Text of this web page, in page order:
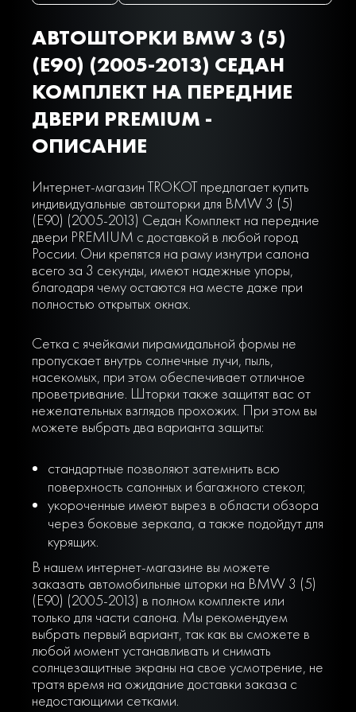
АВТОШТОРКИ BMW 3 (5)
(E90) (2005-2013) СЕДАН
КОМПЛЕКТ НА ПЕРЕДНИЕ
ДВЕРИ PREMIUM -
ОПИСАНИЕ
Интернет-магазин TROKOT предлагает купить
индивидуальные автошторки для BMW 3 (5)
(E90) (2005-2013) Седан Комплект на передние
двери PREMIUM с доставкой в любой город
России. Они крепятся на раму изнутри салона
всего за 3 секунды, имеют надежные упоры,
благодаря чему остаются на месте даже при
полностью открытых окнах.
Сетка с ячейками пирамидальной формы не
пропускает внутрь солнечные лучи, пыль,
насекомых, при этом обеспечивает отличное
проветривание. Шторки также защитят вас от
нежелательных взглядов прохожих. При этом вы
можете выбрать два варианта защиты:
стандартные позволяют затемнить всю
поверхность салонных и багажного стекол;
укороченные имеют вырез в области обзора
через боковые зеркала, а также подойдут для
курящих.
В нашем интернет-магазине вы можете
заказать автомобильные шторки на BMW 3 (5)
(E90) (2005-2013) в полном комплекте или
только для части салона. Мы рекомендуем
выбрать первый вариант, так как вы сможете в
любой момент устанавливать и снимать
солнцезащитные экраны на свое усмотрение, не
тратя время на ожидание доставки заказа с
недостающими сетками.